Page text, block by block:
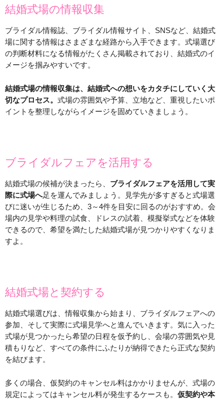
結婚式場の情報収集
ブライダル情報誌、ブライダル情報サイト、SNSなど、結婚式
場に関する情報はさまざまな経路から入手できます。式場選び
の判断材料になる情報がたくさん掲載されており、結婚式のイ
メージを掴みやすいです。
結婚式場の情報収集は、結婚式への想いをカタチにしていく大
切なプロセス。 式場の雰囲気や予算、立地など、重視したいポ
イントを整理しながらイメージを固めていきましょう。
ブライダルフェアを活用する
結婚式場の候補が決まったら、 ブライダルフェアを活用して実
際に式場へ足を運んでみましょう。見学先が多すぎると式場選
びに迷いが生じるため、3～4件を目安に回るのがおすすめ。会
場内の見学や料理の試食、ドレスの試着、模擬挙式などを体験
できるので、希望を満たした結婚式場が見つかりやすくなりま
すよ。
結婚式場と契約する
結婚式場選びは、情報収集から始まり、ブライダルフェアへの
参加、そして実際に式場見学へと進んでいきます。気に入った
式場が見つかったら希望の日程を仮予約し、会場の雰囲気や見
積もりなど、すべての条件にふたりが納得できたら正式な契約
を結びます。
多くの場合、仮契約のキャンセル料はかかりませんが、式場の
規定によってはキャンセル料が発生するケースも。 仮契約や本